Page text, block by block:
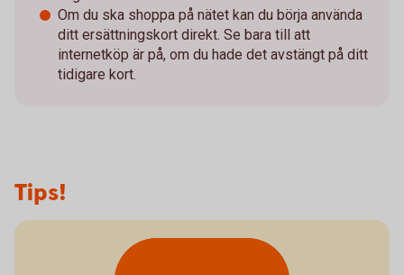
Om du ska shoppa på nätet kan du börja använda
ditt ersättningskort direkt. Se bara till att
internetköp är på, om du hade det avstängt på ditt
tidigare kort.
Tips!